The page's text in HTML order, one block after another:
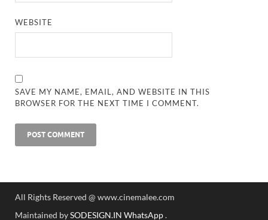
WEBSITE
SAVE MY NAME, EMAIL, AND WEBSITE IN THIS
BROWSER FOR THE NEXT TIME I COMMENT.
All Rights Reserved @ www.cinemalee.com
Maintained bySODESIGN.IN WhatsApp.